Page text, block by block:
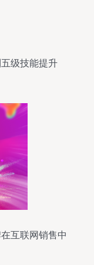
级技能提升
互联网销售中